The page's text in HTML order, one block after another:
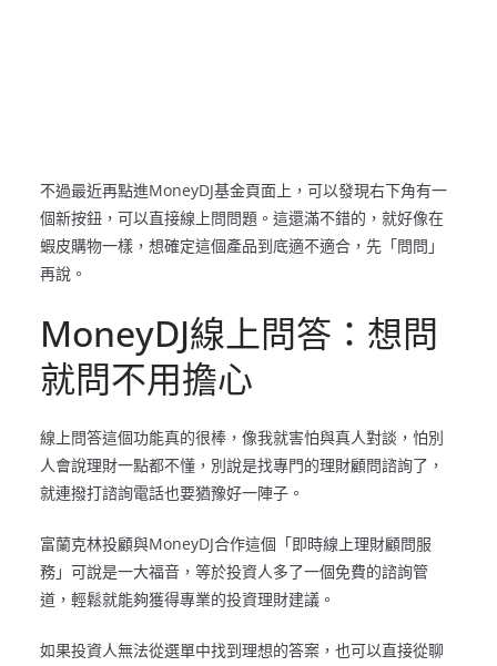
不過最近再點進MoneyDJ基金頁面上，可以發現右下角有一
個新按鈕，可以直接線上問問題。這還滿不錯的，就好像在
蝦皮購物一樣，想確定這個產品到底適不適合，先「問問」
再說。
MoneyDJ線上問答：想問
就問不用擔心
線上問答這個功能真的很棒，像我就害怕與真人對談，怕別
人會說理財一點都不懂，別說是找專門的理財顧問諮詢了，
就連撥打諮詢電話也要猶豫好一陣子。
富蘭克林投顧與MoneyDJ合作這個「即時線上理財顧問服
務」可說是一大福音，等於投資人多了一個免費的諮詢管
道，輕鬆就能夠獲得專業的投資理財建議。
如果投資人無法從選單中找到理想的答案，也可以直接從聊